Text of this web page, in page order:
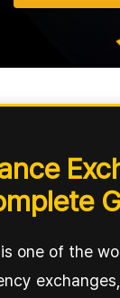
one of the